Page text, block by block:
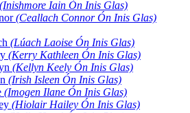
(Inishmore Iain Ón Inis Glas)
(Ceallach Connor Ón Inis Glas)
(Lúach Laoise Ón Inis Glas)
(Kerry Kathleen Ón Inis Glas)
(Kellyn Keely Ón Inis Glas)
(Irish Isleen Ón Inis Glas)
(Imogen Ilane Ón Inis Glas)
(Hiolair Hailey Ón Inis Glas)